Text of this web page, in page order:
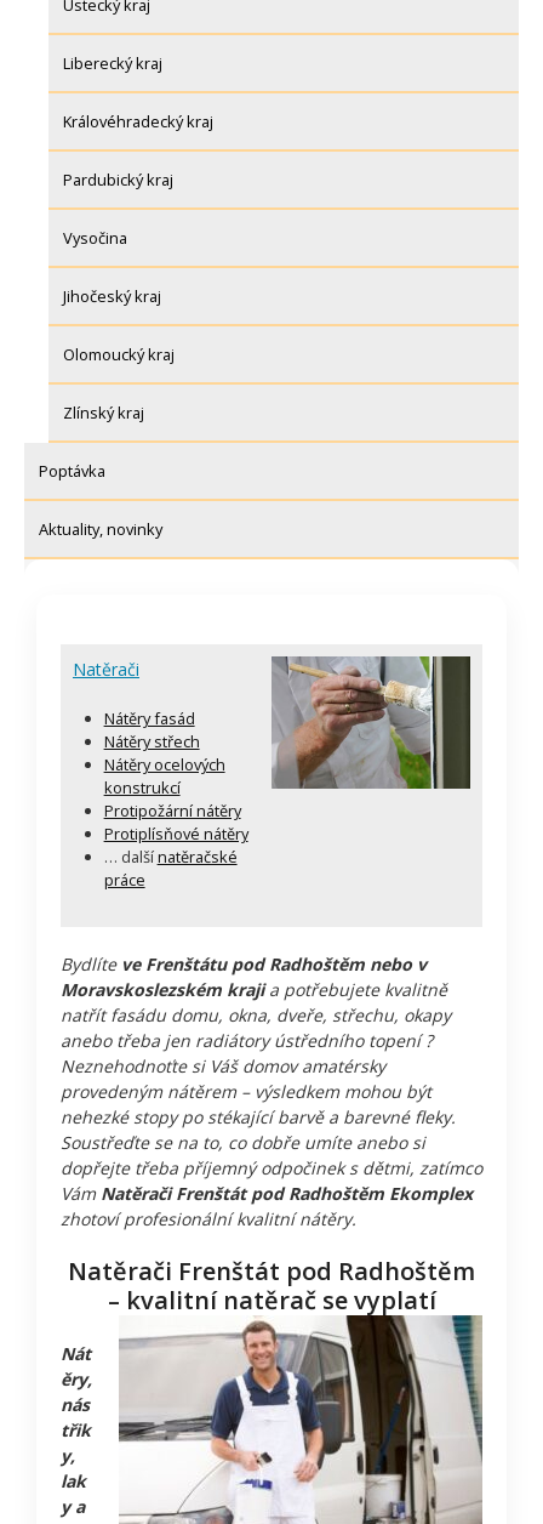
Ústecký kraj
Liberecký kraj
Královéhradecký kraj
Pardubický kraj
Vysočina
Jihočeský kraj
Olomoucký kraj
Zlínský kraj
Poptávka
Aktuality, novinky
Natěrači
Nátěry fasád
Nátěry střech
Nátěry ocelových
konstrukcí
Protipožární nátěry
Protiplísňové nátěry
… dalšínatěračské
práce
Bydlíte ve Frenštátu pod Radhoštěm nebo v
Moravskoslezském krajia potřebujete kvalitně
natřít fasádu domu, okna, dveře, střechu, okapy
anebo třeba jen radiátory ústředního topení ?
Neznehodnoťte si Váš domov amatérsky
provedeným nátěrem – výsledkem mohou být
nehezké stopy po stékající barvě a barevné fleky.
Soustřeďte se na to, co dobře umíte anebo si
dopřejte třeba příjemný odpočinek s dětmi, zatímco
Vám Natěrači Frenštát pod Radhoštěm Ekomplex
zhotoví profesionální kvalitní nátěry.
Natěrači Frenštát pod Radhoštěm
– kvalitní natěrač se vyplatí
Nát
ěry,
nás
třik
y,
lak
y a